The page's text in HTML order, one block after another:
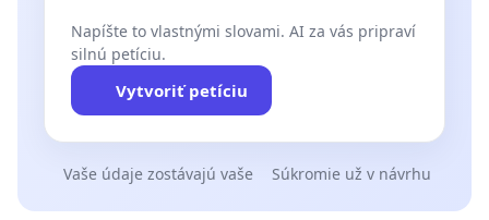
Napíšte to vlastnými slovami. AI za vás pripraví
silnú petíciu.
Vytvoriť petíciu
Vaše údaje zostávajú vaše Súkromie už v návrhu